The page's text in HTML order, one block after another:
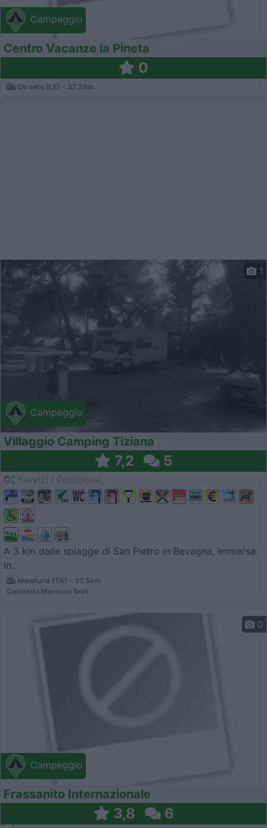
Campeggio
Centro Vacanze la Pineta
0
Otranto (LE) - 37.2km
Campeggio
1
Villaggio Camping Tiziana
7,2 5
A 3 km dalle spiagge di San Pietro in Bevagna, immersa
in...
Manduria (TA) - 37.5km
Contrada Marocco Surii
Campeggio
0
Frassanito Internazionale
3,8 6